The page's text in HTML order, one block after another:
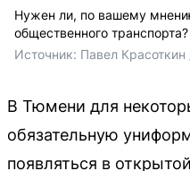
Нужен ли, по вашему
общественного транспорта?
Источник: Павел Красоткин
В Тюмени для
обязательную
появляться в